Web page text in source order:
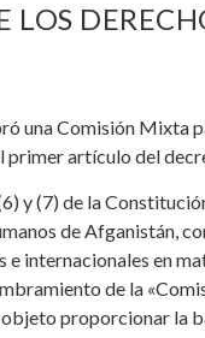
LOS
una Comisión Mixta
primer artículo del
y (7) de la
de Afganistán,
internacionales en
de la
proporcionar la